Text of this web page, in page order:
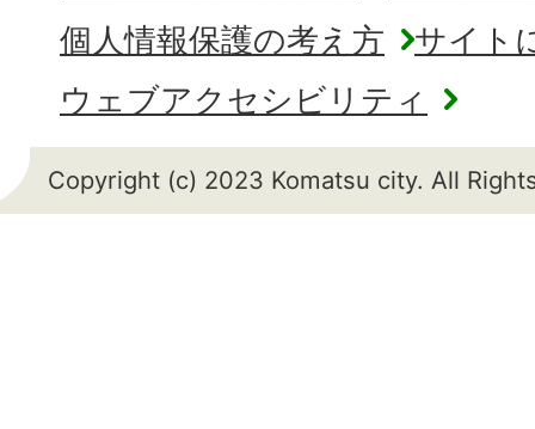
個人情報保護の考え方
サイト
ウェブアクセシビリティ
Copyright (c) 2023 Komatsu city. All